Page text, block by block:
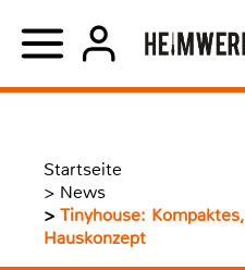
Startseite
> News
> Tinyhouse:
Hauskonzept